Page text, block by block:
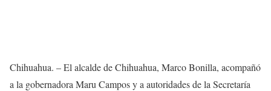
Chihuahua. – El alcalde de Chihuahua, Marco Bonilla, acompañó
a la gobernadora Maru Campos y a autoridades de la Secretaría